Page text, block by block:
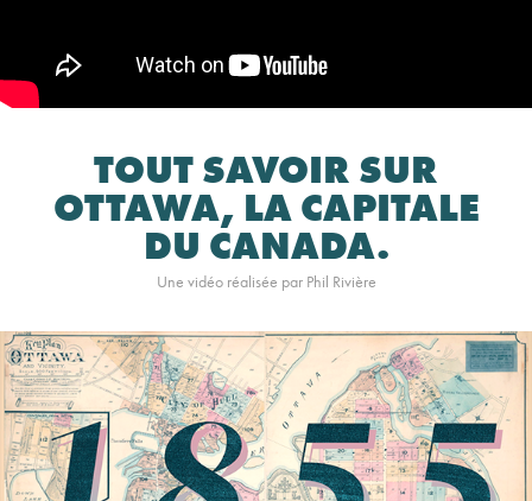
TOUT SAVOIR SUR
OTTAWA, LA CAPITALE
DU CANADA.
Une vidéo réalisée par Phil Rivière